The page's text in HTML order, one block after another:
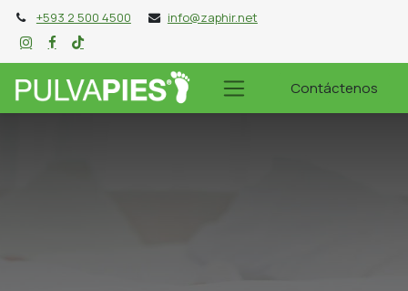
+593 2 500 4500 info@zaphir.net
Contáctenos